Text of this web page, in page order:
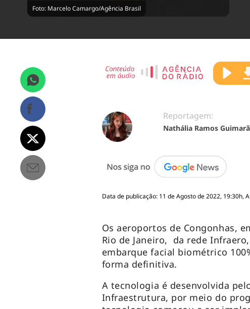
Foto: Marcelo Camargo/Agência Brasil
Reportagem:
Nathália Ramos
Data de publicação: 11 de Agosto de 2022, 19:30h,
Os aeroportos de Congonhas,
Rio de Janeiro, da rede
embarque facial biométrico
forma definitiva.
A tecnologia é desenvolvida
Infraestrutura, por meio do